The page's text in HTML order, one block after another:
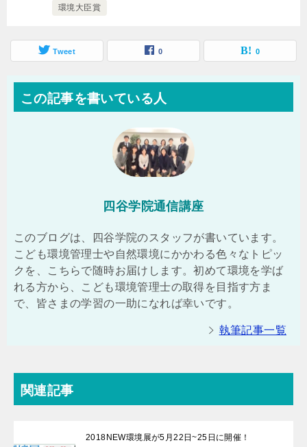
環境大臣賞
Tweet 0 0
この記事を書いている人
四谷学院通信講座
このブログは、四谷学院のスタッフが書いています。
こども環境管理士や自然環境にかかわる色々なトピッ
クを、こちらで随時お届けします。初めて環境を学ば
れる方から、こども環境管理士の取得を目指す方ま
で、皆さまの学習の一助になれば幸いです。
執筆記事一覧
関連記事
2018NEW環境展が5月22日~25日に開催！